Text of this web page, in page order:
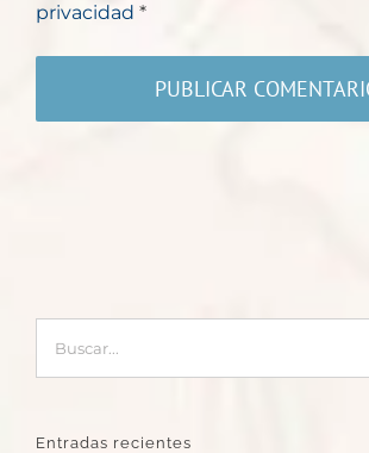
privacidad *
Entradas recientes